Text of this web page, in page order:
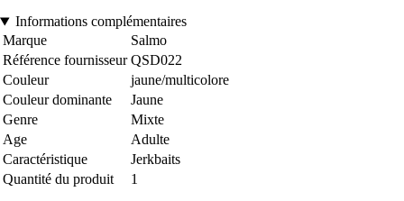
Informations complémentaires
Marque
Salmo
Référence fournisseur QSD022
Couleur
jaune/multicolore
Couleur dominante
Jaune
Genre
Mixte
Age
Adulte
Caractéristique
Jerkbaits
Quantité du produit
1